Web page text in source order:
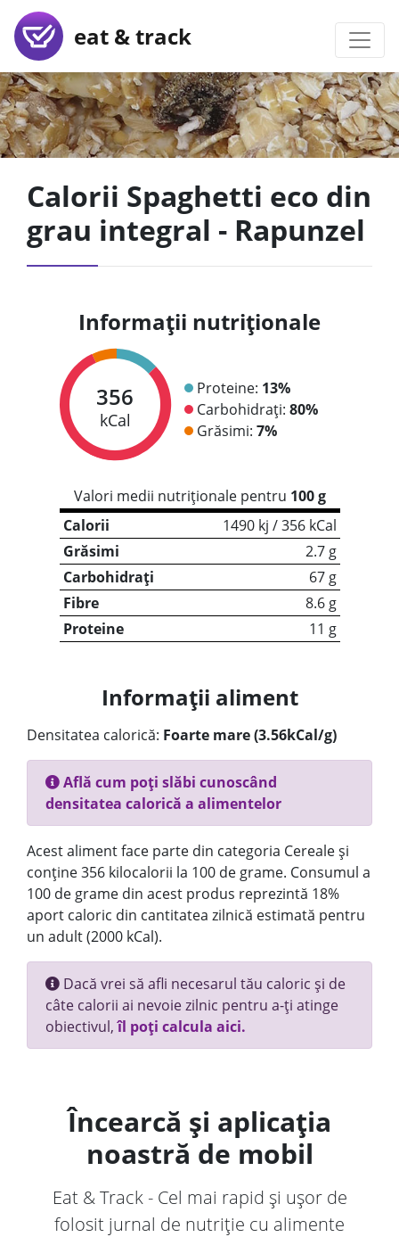
eat & track
Calorii Spaghetti eco din
grau integral - Rapunzel
Informații nutriționale
356
kCal
Proteine: 13%
Carbohidrați: 80%
Grăsimi: 7%
Valori medii nutriționale pentru 100 g
Calorii
1490 kj / 356 kCal
Grăsimi
2.7 g
Carbohidrați
67 g
Fibre
8.6 g
Proteine
11 g
Informații aliment
Densitatea calorică: Foarte mare (3.56kCal/g)
Află cum poți slăbi cunoscând
densitatea calorică a alimentelor
Acest aliment face parte din categoria Cereale și
conține 356 kilocalorii la 100 de grame. Consumul a
100 de grame din acest produs reprezintă 18%
aport caloric din cantitatea zilnică estimată pentru
un adult (2000 kCal).
Dacă vrei să afli necesarul tău caloric și de
câte calorii ai nevoie zilnic pentru a-ți atinge
obiectivul,îl poți calcula aici.
Încearcă și aplicația
noastră de mobil
Eat & Track - Cel mai rapid și ușor de
folosit jurnal de nutriție cu alimente